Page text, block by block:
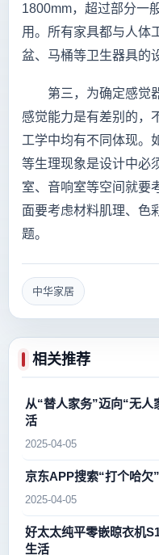
1800mm，超过部分一
用。所有家具都与人体
盆、马桶等卫生器具的
第三，为确定感觉器
感觉能力是有差别的，
工学中均有不同体现。
等生理现象是设计中必
室、音响室等空间就要
面要考虑材料肌理、色
题。
中华家居
相关推荐
从“替人家务”迈向“无
活
2025-04-05
京东APP搜索“打个哈欠
2025-04-05
好太太纯平零嵌晾衣机
生活